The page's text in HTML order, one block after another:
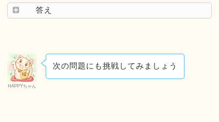
答え
HAPPYちゃん
次の問題にも挑戦してみましょう